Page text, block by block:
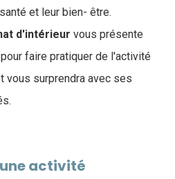
et leur bien- être.
d'intérieur vous présente
faire pratiquer de l'activité
vous surprendra avec ses
activité